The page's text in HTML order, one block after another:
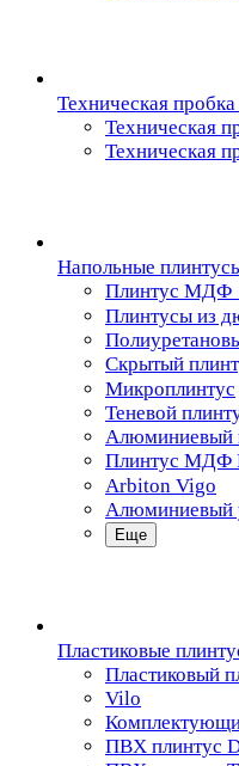
Техническая пробка
Техническая
Техническая
Напольные
Плинтус МДФ
Плинтусы из
Скрытый
Микроплинтус
Теневой
Алюминиевый
Плинтус МДФ
Arbiton Vigo
Алюминиевый
Еще
Пластиковые
Пластиковый
Vilo
ПВХ плинтус